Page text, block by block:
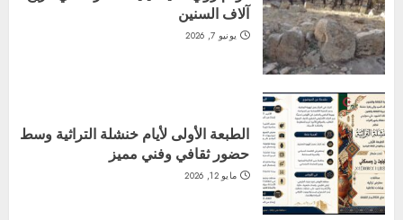
آلاف السنين
يونيو 7, 2026
الطبعة الأولى لأيام خنشلة التراثية وسط
حضور ثقافي وفني مميز
مايو 12, 2026